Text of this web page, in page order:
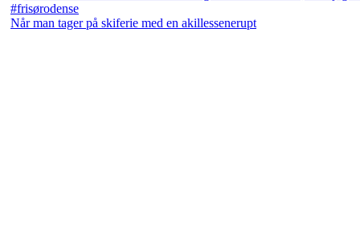
Når man tager på skiferie med en akillessenerupt